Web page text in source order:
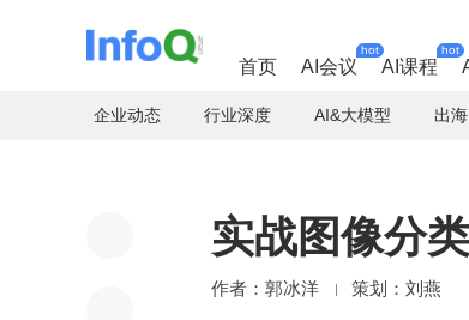
首页 AI会议
hot
AI课程
hot
企业动态 行业深度 AI&大模型 出海
实战图像分
郭冰洋 刘燕